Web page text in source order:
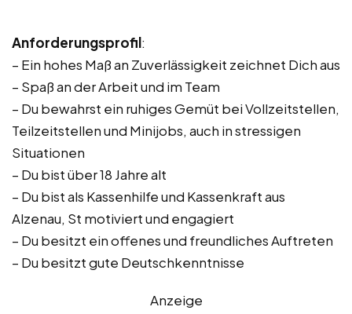
Anforderungsprofil:
– Ein hohes Maß an Zuverlässigkeit zeichnet Dich aus
– Spaß an der Arbeit und im Team
– Du bewahrst ein ruhiges Gemüt bei Vollzeitstellen,
Teilzeitstellen und Minijobs, auch in stressigen
Situationen
– Du bist über 18 Jahre alt
– Du bist als Kassenhilfe und Kassenkraft aus
Alzenau, St motiviert und engagiert
– Du besitzt ein offenes und freundliches Auftreten
– Du besitzt gute Deutschkenntnisse
Anzeige